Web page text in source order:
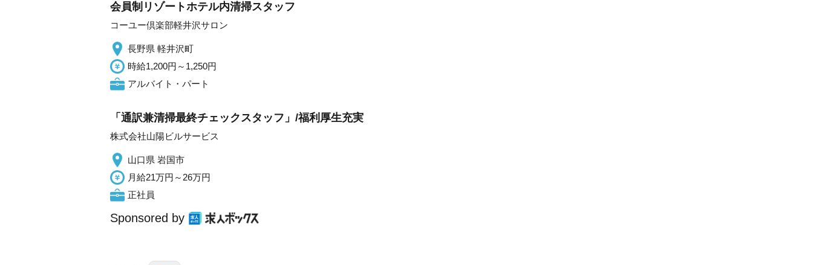
会員制リゾートホテル内清掃スタッフ
コーユー倶楽部軽井沢サロン
長野県 軽井沢町
時給1,200円～1,250円
アルバイト・パート
「通訳兼清掃最終チェックスタッフ」/福利厚生充実
株式会社山陽ビルサービス
山口県 岩国市
月給21万円～26万円
正社員
Sponsored by